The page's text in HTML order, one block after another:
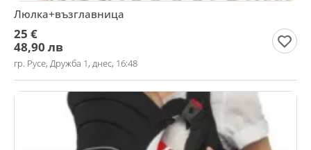
Люлка+възглавница
25 €
48,90 лв
гр. Русе, Дружба 1, днес, 16:48